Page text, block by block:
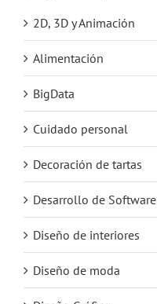
2D, 3D y Animación
Alimentación
BigData
Cuidado personal
Decoración de tartas
Desarrollo de Software
Diseño de interiores
Diseño de moda